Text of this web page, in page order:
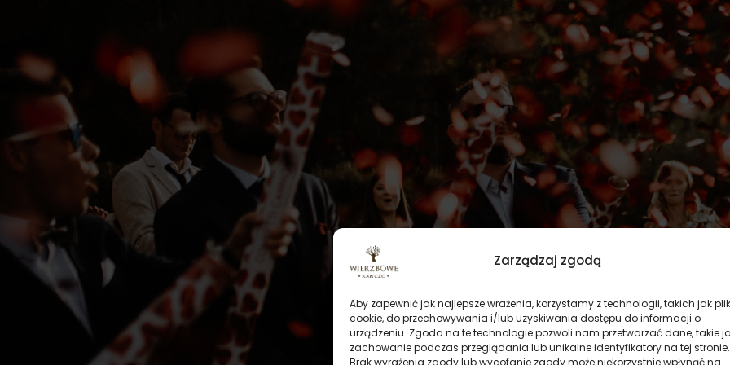
Zarządzaj zgodą
Aby zapewnić jak najlepsze wrażenia, korzystamy z technologii, takich jak
cookie, do przechowywania i/lub uzyskiwania dostępu do informacji o
urządzeniu. Zgoda na te technologie pozwoli nam przetwarzać dane, takie
zachowanie podczas przeglądania lub unikalne identyfikatory na tej stronie.
Brak wyrażenia zgody lub wycofanie zgody może niekorzystnie wpłynąć na